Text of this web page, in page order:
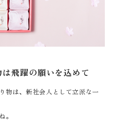
飛躍の願いを込めて
物は、新社会人として立派な一
。